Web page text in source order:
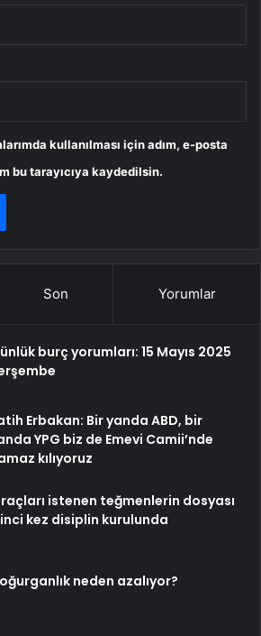
kullanılması için adım, e-posta
bu tarayıcıya kaydedilsin.
Son Yorumlar
burç yorumları: 15 Mayıs 2025
Erbakan: Bir yanda ABD, bir
YPG biz de Emevi Camii’nde
kılıyoruz
istenen teğmenlerin dosyası
kez disiplin kurulunda
neden azalıyor?